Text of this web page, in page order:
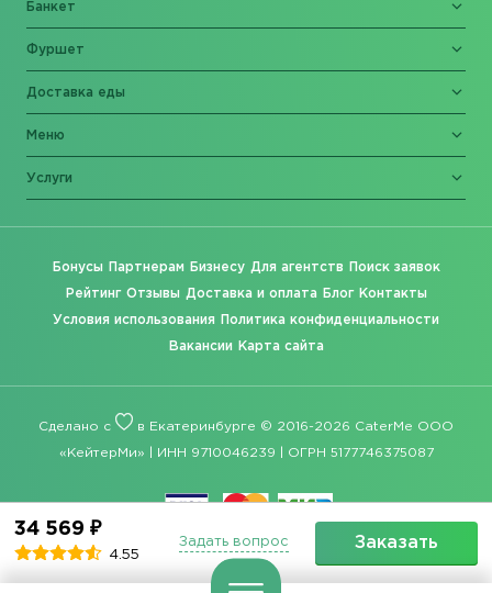
34 569 ₽
4.55
Заказать
Задать вопрос
Банкет
Фуршет
Доставка еды
Меню
Услуги
Бонусы Партнерам Бизнесу Для агентств Поиск заявок
Рейтинг Отзывы Доставка и оплата Блог Контакты
Условия использования Политика конфиденциальности
Вакансии Карта сайта
Сделано с в Екатеринбурге © 2016-2026 CaterMe ООО
«КейтерМи» | ИНН 9710046239 | ОГРН 5177746375087